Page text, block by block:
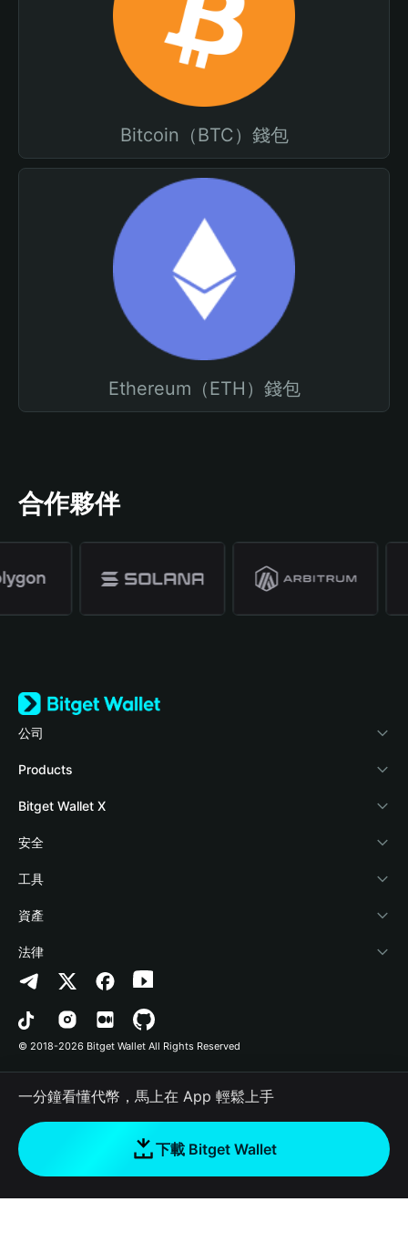
Bitcoin（BTC）錢包
Ethereum（ETH）錢包
合作夥伴
公司
關於 Bitget Wallet
部落格
學院
加密資訊
幫助中心
‌聯繫我們
品牌資源
工作機會
Products
Crypto Card
Stablecoin Earn
Payfi Crypto
Crypto Swap API
Altcoin Season Index
Prediction Markets
DApp
RWA
如何購買加密貨幣
Bitget Wallet X
開發者文件
連接錢包
Bitget Wallet Pay
合作上架
安全
風險保障基金
安全防護技術
工具
快捷買幣
授權檢測
合約檢測
批次轉帳
資產
Arbitrum
Avalanche
Bitcoin
Polygon
法律
隱私協議
用戶使用協議
© 2018-2026 Bitget Wallet All Rights Reserved
一分鐘看懂代幣，馬上在 App 輕鬆上手
下載 Bitget Wallet